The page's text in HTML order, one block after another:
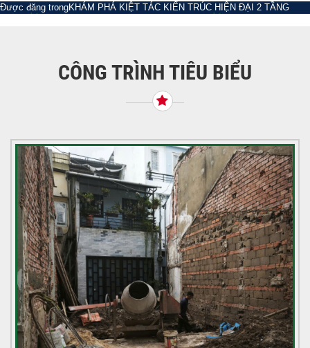
Điều
Được đăng trongKHÁM PHÁ KIỆT TÁC KIẾN TRÚC HIỆN ĐẠI 2 TẦNG
CÔNG TRÌNH TIÊU BIỂU